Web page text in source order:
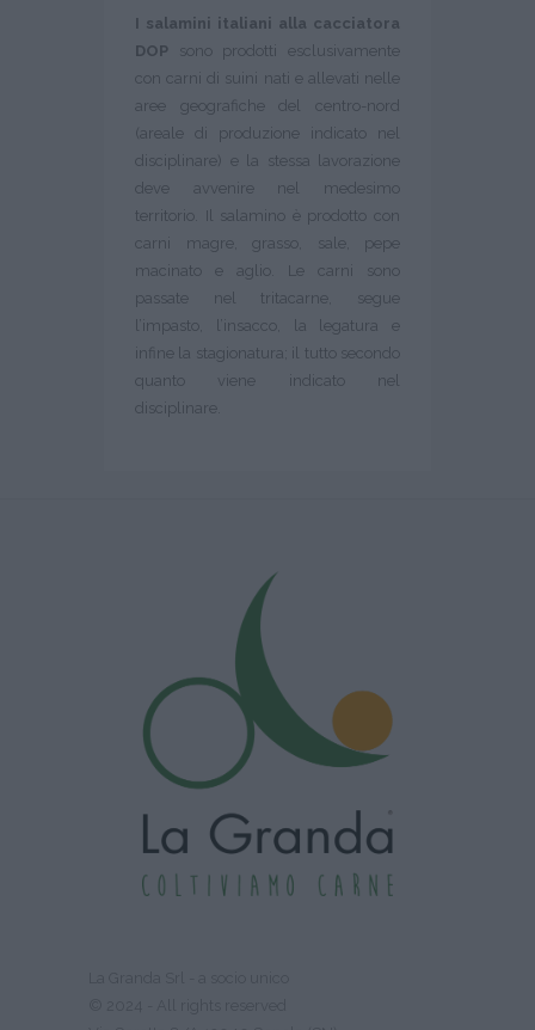
I salamini italiani alla cacciatora
DOP sono prodotti esclusivamente
con carni di suini nati e allevati nelle
aree geografiche del centro-nord
(areale di produzione indicato nel
disciplinare) e la stessa lavorazione
deve avvenire nel medesimo
territorio. Il salamino è prodotto con
carni magre, grasso, sale, pepe
macinato e aglio. Le carni sono
passate nel tritacarne, segue
l’impasto, l’insacco, la legatura e
infine la stagionatura; il tutto secondo
quanto viene indicato nel
disciplinare.